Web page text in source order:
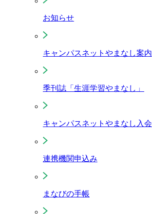
お知らせ
キャンパスネットやまなし案内
季刊誌「生涯学習やまなし」
キャンパスネットやまなし入
連携機関申込み
まなびの手帳